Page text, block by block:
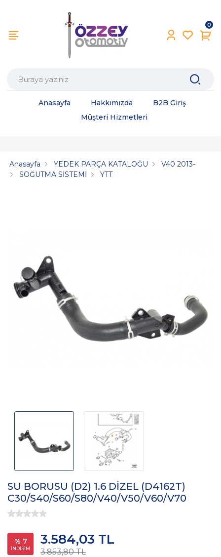
0
Anasayfa Hakkımızda
B2B Giriş
Müşteri Hizmetleri
Anasayfa YEDEK PARÇA KATALOĞU
V40 2013-
SOĞUTMA SİSTEMİ
YTT
SU BORUSU (D2) 1.6 DİZEL (D4162T)
C30/S40/S60/S80/V40/V50/V60/V70
% 7
İNDİRİM 3.853,80 TL
3.584,03 TL